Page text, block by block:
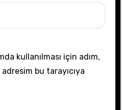
kullanılması için adım,
bu tarayıcıya